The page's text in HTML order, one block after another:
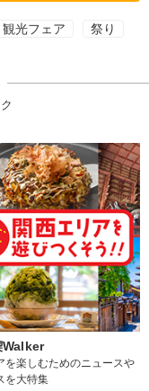
光フェア 祭り
Walker
を楽しむためのニュースや
を大特集